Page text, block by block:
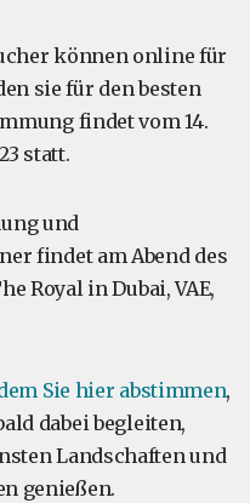
können online für
sie für den besten
findet vom 14.
statt.
und
findet am Abend des
Royal in Dubai, VAE,
Sie hier abstimmen,
dabei begleiten,
Landschaften und
genießen.